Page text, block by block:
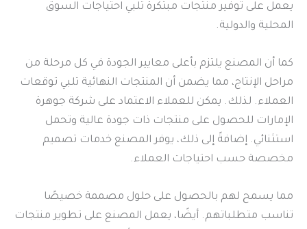
يعمل على توفير منتجات مبتكرة تلبي احتياجات السوق
المحلية والدولية.
كما أن المصنع يلتزم بأعلى معايير الجودة في كل مرحلة من
مراحل الإنتاج، مما يضمن أن المنتجات النهائية تلبي توقعات
العملاء. لذلك. يمكن للعملاء الاعتماد على شركة جوهرة
الإمارات للحصول على منتجات ذات جودة عالية وتحمل
استثنائي. إضافةً إلى ذلك، يوفر المصنع خدمات تصميم
مخصصة حسب احتياجات العملاء.
مما يسمح لهم بالحصول على حلول مصممة خصيصًا
تناسب متطلباتهم. أيضًا، يعمل المصنع على تطوير منتجات